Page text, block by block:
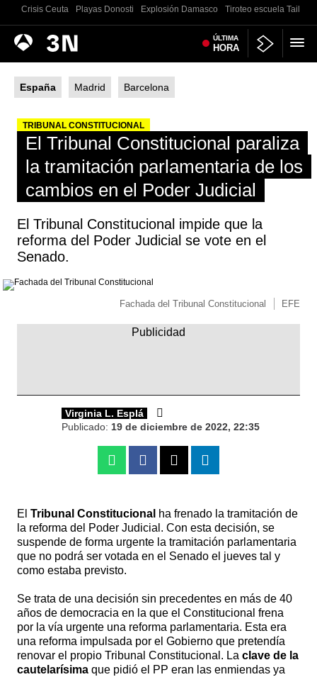
Crisis Ceuta Playas Donosti Explosión Damasco Tiroteo escuela
Antena
3
Noticias ÚLTIMA
HORA
España Madrid Barcelona
TRIBUNAL CONSTITUCIONAL
El Tribunal Constitucional paraliza
la tramitación parlamentaria de los
cambios en el Poder Judicial
El Tribunal Constitucional impide que la
reforma del Poder Judicial se vote en el
Senado.
Fachada del Tribunal Constitucional EFE
Virginia L. Esplá
Publicado: 19 de diciembre de 2022, 22:35
WhatsappFacebook
X Linkedin
El Tribunal Constitucional ha frenado la tramitación de
la reforma del Poder Judicial. Con esta decisión, se
suspende de forma urgente la tramitación parlamentaria
que no podrá ser votada en el Senado el jueves tal y
como estaba previsto.
Se trata de una decisión sin precedentes en más de 40
años de democracia en la que el Constitucional frena
por la vía urgente una reforma parlamentaria. Esta era
una reforma impulsada por el Gobierno que pretendía
renovar el propio Tribunal Constitucional. La clave de la
cautelarísima que pidió el PP eran las enmiendas ya